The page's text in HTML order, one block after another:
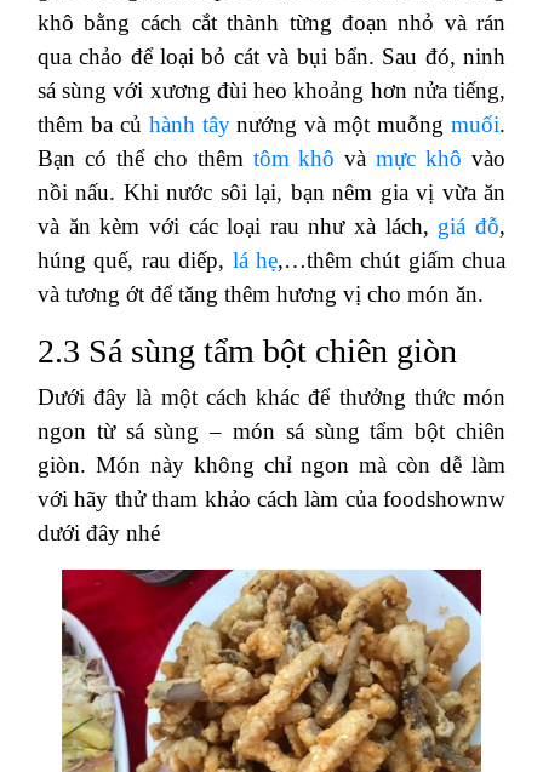
khô bằng cách cắt thành từng đoạn nhỏ và rán
qua chảo để loại bỏ cát và bụi bẩn. Sau đó, ninh
sá sùng với xương đùi heo khoảng hơn nửa tiếng,
thêm ba củ hành tâynướng và một muỗngmuối.
Bạn có thể cho thêm tôm khô vàmực khô vào
nồi nấu. Khi nước sôi lại, bạn nêm gia vị vừa ăn
và ăn kèm với các loại rau như xà lách, giá đỗ,
húng quế, rau diếp, lá hẹ,…thêm chút giấm chua
và tương ớt để tăng thêm hương vị cho món ăn.
2.3 Sá sùng tẩm bột chiên giòn
Dưới đây là một cách khác để thưởng thức món
ngon từ sá sùng – món sá sùng tẩm bột chiên
giòn. Món này không chỉ ngon mà còn dễ làm
với hãy thử tham khảo cách làm của foodshownw
dưới đây nhé